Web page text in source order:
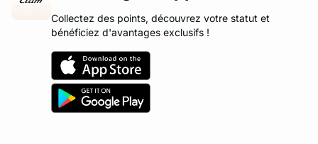
Collectez des points, découvrez votre statut et
bénéficiez d'avantages exclusifs !